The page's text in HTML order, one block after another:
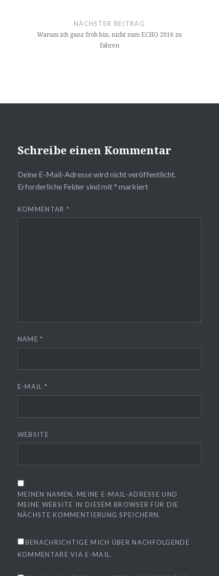
NÄCHSTER BEITRAG
Warum ich ganz froh bin, nicht zum ECHO 2016 zu
fahren
Schreibe einen Kommentar
Deine E-Mail-Adresse wird nicht veröffentlicht.
Erforderliche Felder sind mit * markiert
KOMMENTAR *
NAME*
E-MAIL *
WEBSITE
MEINEN NAMEN, MEINE E-MAIL-ADRESSE UND
MEINE WEBSITE IN DIESEM BROWSER FÜR DIE
NÄCHSTE KOMMENTIERUNG SPEICHERN.
BENACHRICHTIGE MICH ÜBER NACHFOLGENDE
KOMMENTARE VIA E-MAIL.